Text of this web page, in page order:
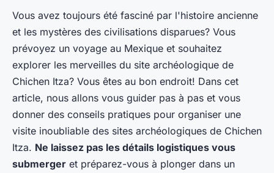
Vous avez toujours été fasciné par l'histoire ancienne
et les mystères des civilisations disparues? Vous
prévoyez un voyage au Mexique et souhaitez
explorer les merveilles du site archéologique de
Chichen Itza? Vous êtes au bon endroit! Dans cet
article, nous allons vous guider pas à pas et vous
donner des conseils pratiques pour organiser une
visite inoubliable des sites archéologiques de Chichen
Itza. Ne laissez pas les détails logistiques vous
submerger et préparez-vous à plonger dans un